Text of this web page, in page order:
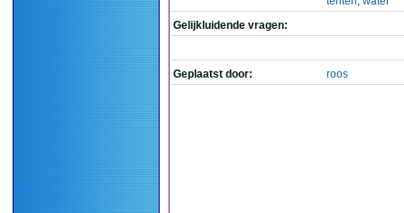
Gelijkluidende vragen:
Geplaatst door: roos